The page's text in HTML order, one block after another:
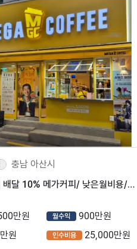
충남 아산시
⭐️[충남 아산] 배달 10% 메가커피/ 낮은월비용/ 풀오토 순익 780만원⭐️
만원 월수익 900만원
원 인수비용 25,000만원